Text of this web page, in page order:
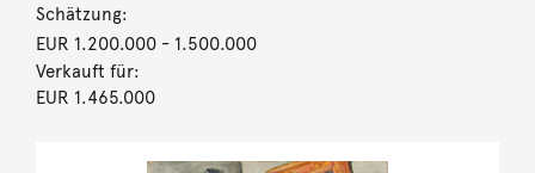
Schätzung:
EUR 1.200.000- 1.500.000
Verkauft für:
EUR 1.465.000